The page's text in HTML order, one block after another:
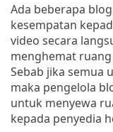
Ada beberapa
kesempatan
video secara
menghemat
Sebab jika semua
maka pengelola
untuk menyewa
kepada penyedia